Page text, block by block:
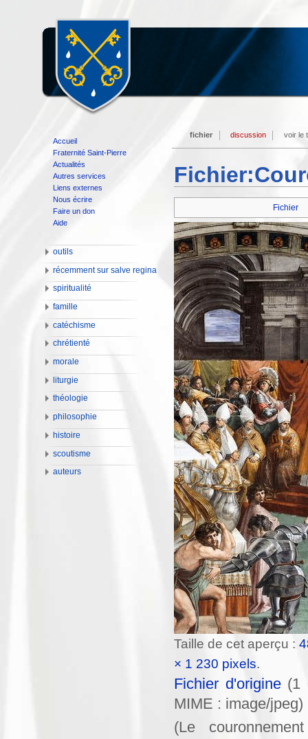
Fichier
Taille de cet aperçu :
× 1 230 pixels.
Fichier d'origine‎ (1
MIME : image/jpeg)
(Le
fichier discussion voir le
Accueil
Fraternité Saint-Pierre
Actualités
Autres services
Liens externes
Nous écrire
Faire un don
Aide
outils
récemment sur salve regina
spiritualité
famille
catéchisme
chrétienté
morale
liturgie
théologie
philosophie
histoire
scoutisme
auteurs